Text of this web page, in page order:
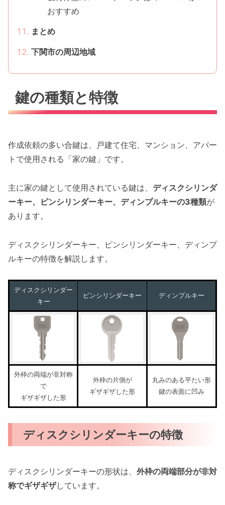
おすすめ
まとめ
下関市の周辺地域
鍵の種類と特徴
作成依頼の多い合鍵は、戸建て住宅、マンション、アパー
トで使用される「家の鍵」です。
主に家の鍵として使用されている鍵は、 ディスクシリンダ
ーキー、ピンシリンダーキー、ディンプルキーの3種類が
あります。
ディスクシリンダーキー、ピンシリンダーキー、ディンプ
ルキーの特徴を解説します。
ディスクシリンダー
キー
ピンシリンダーキー ディンプルキー
外枠の両端が非対称
で
ギザギザした形
外枠の片側が
ギザギザした形
丸みのある平たい形
鍵の表面に凹み
ディスクシリンダーキーの特徴
ディスクシリンダーキーの形状は、 外枠の両端部分が非対
称でギザギザしています。